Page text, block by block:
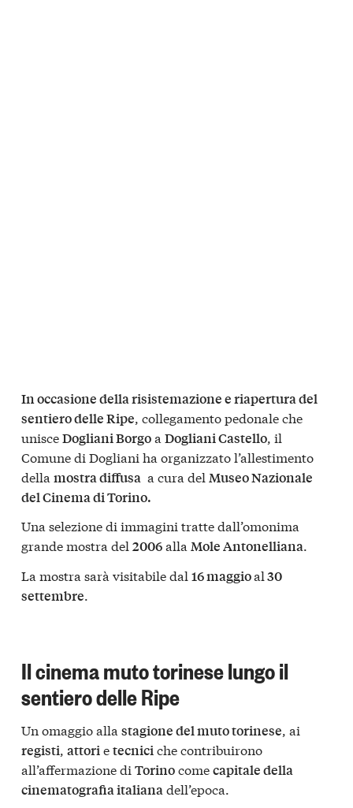
In occasione della risistemazione e riapertura del
sentiero delle Ripe, collegamento pedonale che
unisceDogliani Borgoa Dogliani Castello, il
Comune di Dogliani ha organizzato l’allestimento
della mostra diffusa a cura del Museo Nazionale
del Cinema di Torino.
Una selezione di immagini tratte dall’omonima
grande mostra del 2006alla Mole Antonelliana.
La mostra sarà visitabile dal 16 maggioal30
settembre.
Il cinema muto torinese lungo il
sentiero delle Ripe
Un omaggio alla stagione del muto torinese, ai
registi, attorietecniciche contribuirono
all’affermazione di Torinocomecapitale della
cinematografia italianadell’epoca.